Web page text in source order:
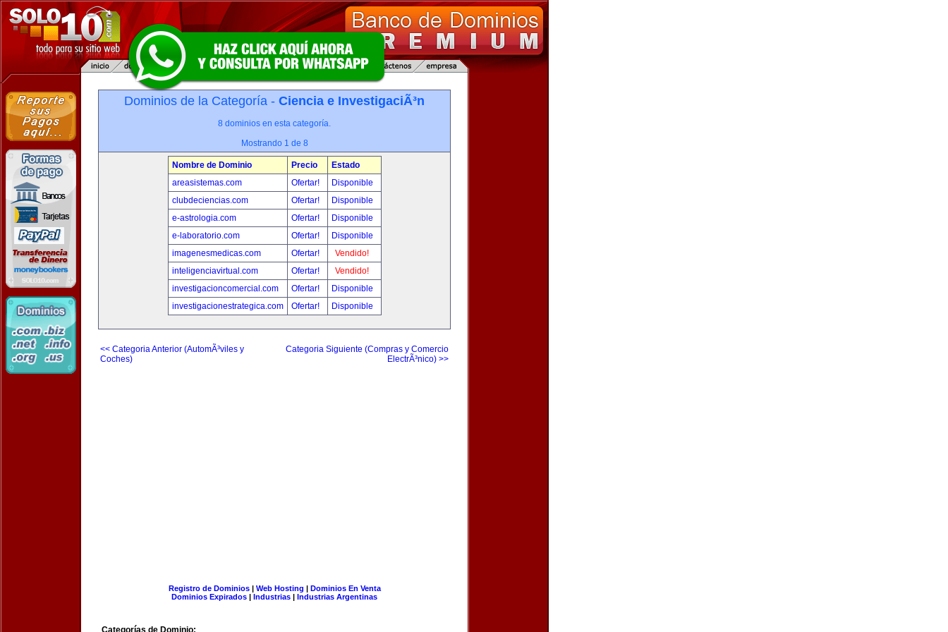
Dominios de la Categoría - Ciencia e InvestigaciÃ³n
8 dominios en esta categoría.
Mostrando 1 de 8
Nombre de Dominio Precio
Estado
areasistemas.com
Ofertar!
Disponible
clubdeciencias.com
Ofertar!
Disponible
e-astrologia.com
Ofertar!
Disponible
e-laboratorio.com
Ofertar!
Disponible
imagenesmedicas.com
Ofertar!
Vendido!
inteligenciavirtual.com
Ofertar!
Vendido!
investigacioncomercial.com
Ofertar!
Disponible
investigacionestrategica.com
Ofertar! Disponible
<< Categoria Anterior (AutomÃ³viles y
Coches)
Categoria Siguiente (Compras y Comercio
ElectrÃ³nico) >>
Registro de Dominios| Web Hosting | Dominios En Venta
Dominios Expirados | Industrias | Industrias Argentinas
Categorías de Dominio: